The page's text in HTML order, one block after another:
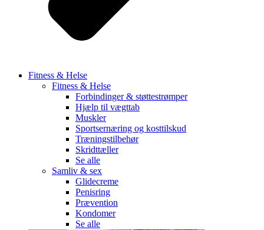
Fitness & Helse
Fitness & Helse
Forbindinger & støttestrømper
Hjælp til vægttab
Muskler
Sportsernæring og kosttilskud
Træningstilbehør
Skridttæller
Se alle
Samliv & sex
Glidecreme
Penisring
Prævention
Kondomer
Se alle